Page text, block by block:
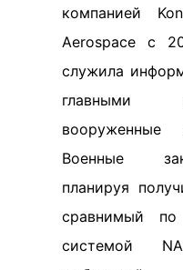
компанией
Aerospace с
служила
главными
вооруженные
Военные
планируя
сравнимый по
системой